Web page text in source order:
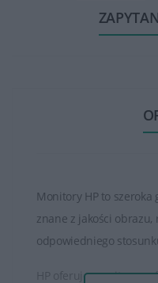
Monitory HP to szeroka
znane z jakości
odpowiedniego
HP oferuje monitory o